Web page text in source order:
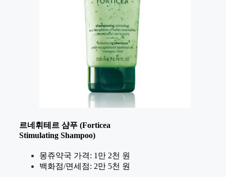
르네휘테르 샴푸 (Forticea
Stimulating Shampoo)
몽쥬약국 가격: 1만 2천 원
백화점/면세점: 2만 5천 원